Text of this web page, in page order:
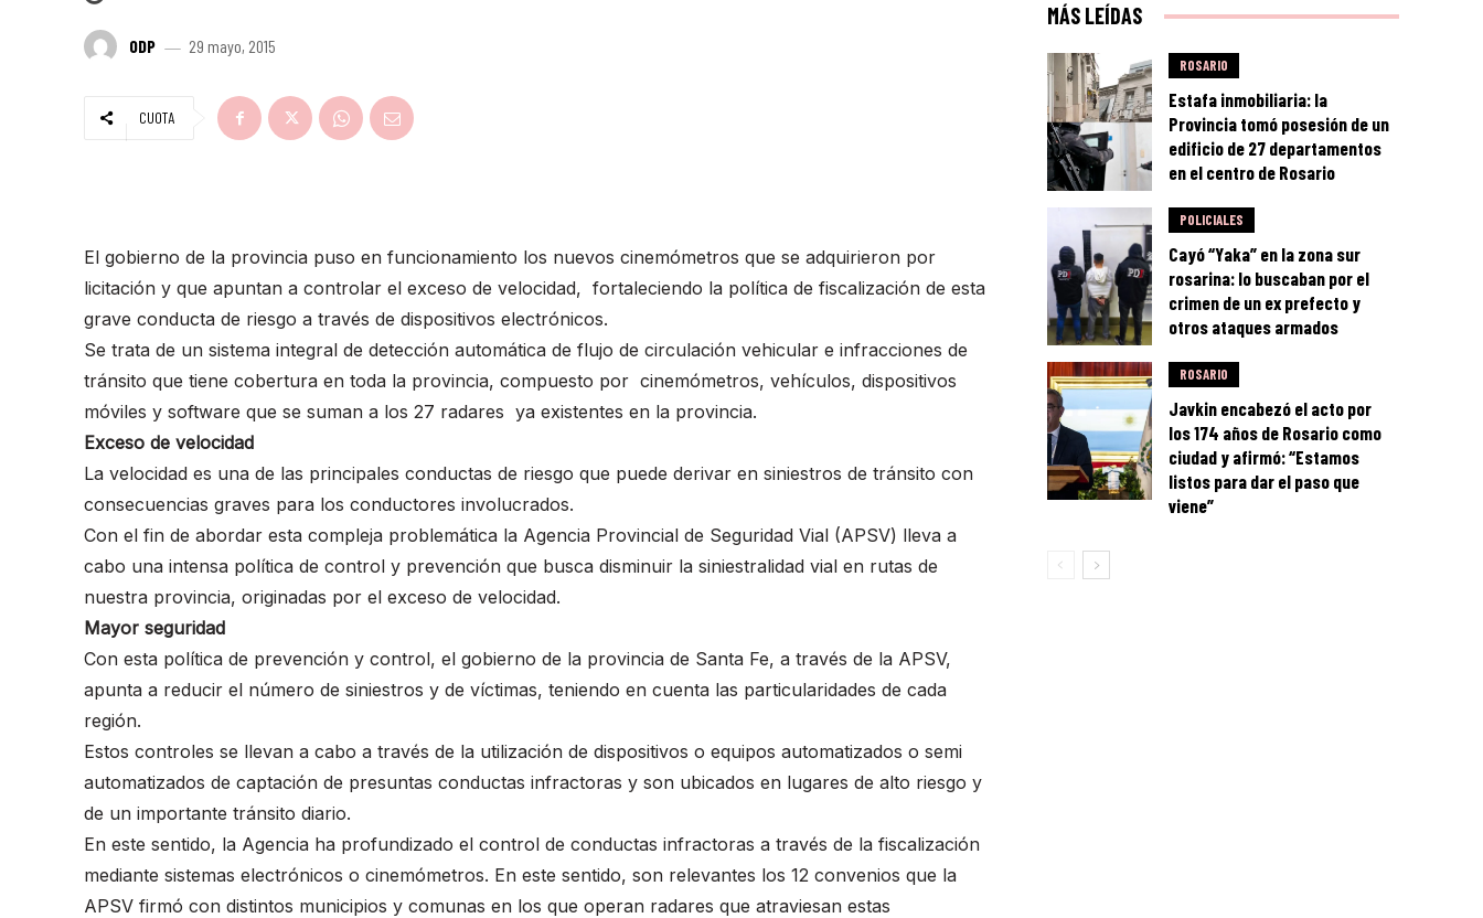
ODP 29 mayo, 2015
CUOTA
El gobierno de la provincia puso en funcionamiento los nuevos cinemómetros que se adquirieron por
licitación y que apuntan a controlar el exceso de velocidad, fortaleciendo la política de fiscalización de esta
grave conducta de riesgo a través de dispositivos electrónicos.
Se trata de un sistema integral de detección automática de flujo de circulación vehicular e infracciones de
tránsito que tiene cobertura en toda la provincia, compuesto por cinemómetros, vehículos, dispositivos
móviles y software que se suman a los 27 radares ya existentes en la provincia.
Exceso de velocidad
La velocidad es una de las principales conductas de riesgo que puede derivar en siniestros de tránsito con
consecuencias graves para los conductores involucrados.
Con el fin de abordar esta compleja problemática la Agencia Provincial de Seguridad Vial (APSV) lleva a
cabo una intensa política de control y prevención que busca disminuir la siniestralidad vial en rutas de
nuestra provincia, originadas por el exceso de velocidad.
Mayor seguridad
Con esta política de prevención y control, el gobierno de la provincia de Santa Fe, a través de la APSV,
apunta a reducir el número de siniestros y de víctimas, teniendo en cuenta las particularidades de cada
región.
Estos controles se llevan a cabo a través de la utilización de dispositivos o equipos automatizados o semi
automatizados de captación de presuntas conductas infractoras y son ubicados en lugares de alto riesgo y
de un importante tránsito diario.
En este sentido, la Agencia ha profundizado el control de conductas infractoras a través de la fiscalización
mediante sistemas electrónicos o cinemómetros. En este sentido, son relevantes los 12 convenios que la
APSV firmó con distintos municipios y comunas en los que operan radares que atraviesan estas
MÁS LEÍDAS
ROSARIO
Estafa inmobiliaria: la
Provincia tomó posesión de un
edificio de 27 departamentos
en el centro de Rosario
POLICIALES
Cayó “Yaka” en la zona sur
rosarina: lo buscaban por el
crimen de un ex prefecto y
otros ataques armados
ROSARIO
Javkin encabezó el acto por
los 174 años de Rosario como
ciudad y afirmó: “Estamos
listos para dar el paso que
viene”